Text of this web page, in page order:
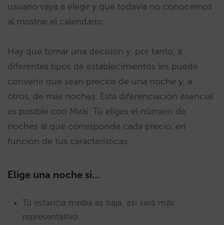
usuario vaya a elegir y que todavía no conocemos
al mostrar el calendario.
Hay que tomar una decisión y, por tanto, a
diferentes tipos de establecimientos les puede
convenir que sean precios de una noche y, a
otros, de más noches. Esta diferenciación esencial
es posible con Mirai. Tú eliges el número de
noches al que corresponde cada precio, en
función de tus características.
Elige una noche si…
Tu estancia media es baja, así será más
representativo